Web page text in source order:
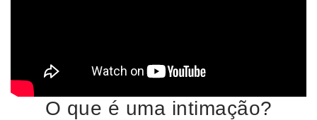
O que é uma intimação?